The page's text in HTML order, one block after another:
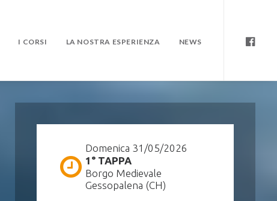
I CORSI LA NOSTRA ESPERIENZA NEWS
Domenica 31/05/2026
1° TAPPA
Borgo Medievale
Gessopalena (CH)